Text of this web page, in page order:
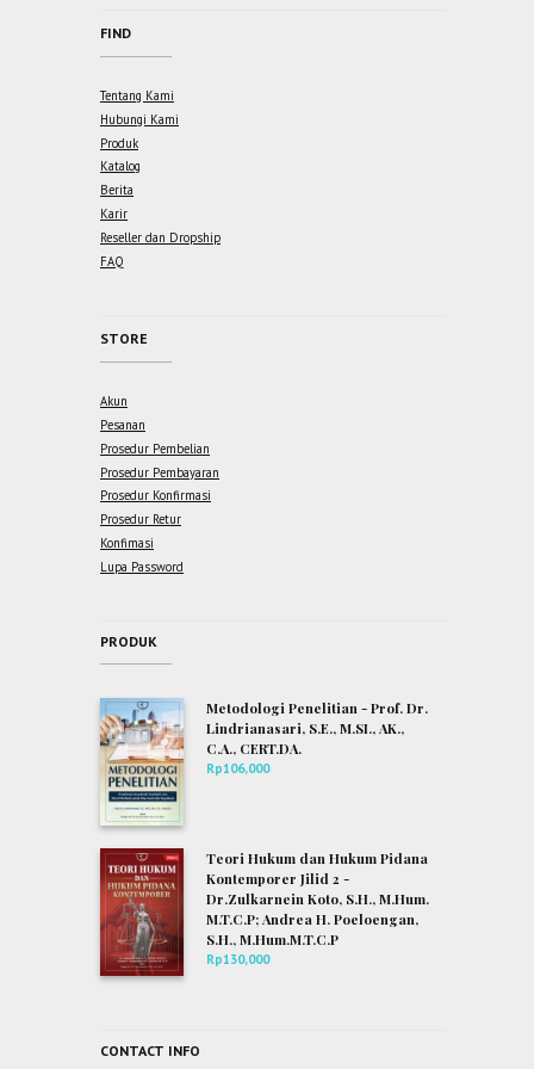
FIND
Tentang Kami
Hubungi Kami
Produk
Katalog
Berita
Karir
Reseller dan Dropship
FAQ
STORE
Akun
Pesanan
Prosedur Pembelian
Prosedur Pembayaran
Prosedur Konfirmasi
Prosedur Retur
Konfimasi
Lupa Password
PRODUK
Metodologi Penelitian - Prof. Dr.
Lindrianasari, S.E., M.SI., AK.,
C.A., CERT.DA.
Rp106,000
Teori Hukum dan Hukum Pidana
Kontemporer Jilid 2 -
Dr.Zulkarnein Koto, S.H., M.Hum.
M.T.C.P; Andrea H. Poeloengan,
S.H., M.Hum.M.T.C.P
Rp130,000
CONTACT INFO